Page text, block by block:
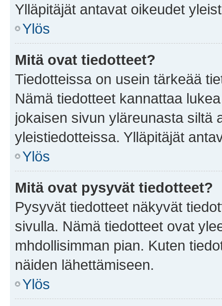
Ylläpitäjät antavat oikeudet
Ylös
Mitä ovat tiedotteet?
Tiedotteissa on usein tärkeää
Nämä tiedotteet kannattaa
jokaisen sivun yläreunasta siltä
yleistiedotteissa. Ylläpitäjät
Ylös
Mitä ovat pysyvät tiedotteet?
Pysyvät tiedotteet näkyvät
sivulla. Nämä tiedotteet ovat
mhdollisimman pian. Kuten
näiden lähettämiseen.
Ylös